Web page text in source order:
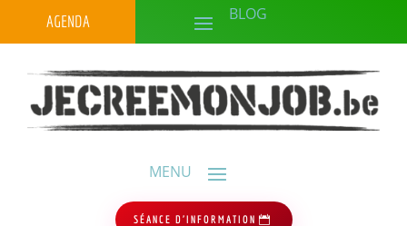
AGENDA
SÉANCE D'INFORMATION